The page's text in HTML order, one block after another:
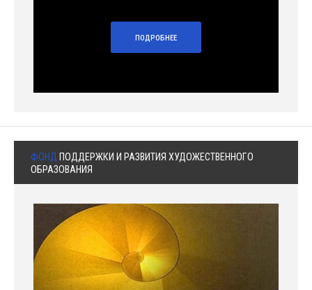
ПОДРОБНЕЕ
ФОНД ПОДДЕРЖКИ И РАЗВИТИЯ ХУДОЖЕСТВЕННОГО
ОБРАЗОВАНИЯ